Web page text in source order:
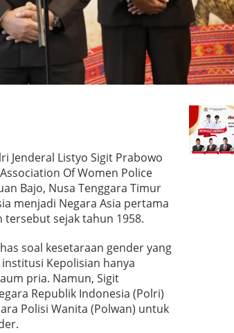
Jenderal Listyo Sigit Prabowo
Of Women Police
Bajo, Nusa Tenggara Timur
menjadi Negara Asia pertama
sejak tahun 1958.
soal kesetaraan gender yang
Kepolisian hanya
pria. Namun, Sigit
Republik Indonesia (Polri)
Polisi Wanita (Polwan) untuk